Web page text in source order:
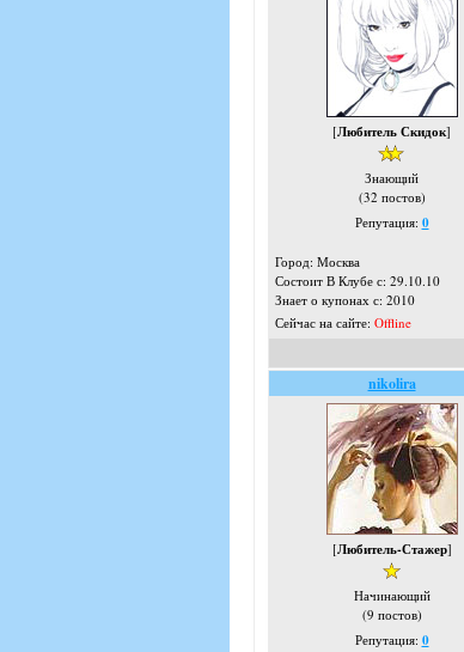
[Любитель Скидок]
Знающий
(32 постов)
Репутация: 0
Город: Москва
Состоит В Клубе с: 29.10.10
Знает о купонах с: 2010
Сейчас на сайте: Offline
nikolira
[Любитель-Стажер]
Начинающий
(9 постов)
Репутация: 0